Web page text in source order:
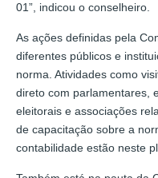
01”, indicou o conselheiro.
As ações definidas pela
diferentes públicos e
norma. Atividades como
direto com parlamentares,
eleitorais e associações
de capacitação sobre a
contabilidade estão neste